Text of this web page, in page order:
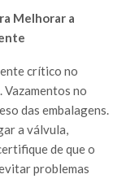
Melhorar a
crítico no
no
das embalagens.
a válvula,
de que o
problemas